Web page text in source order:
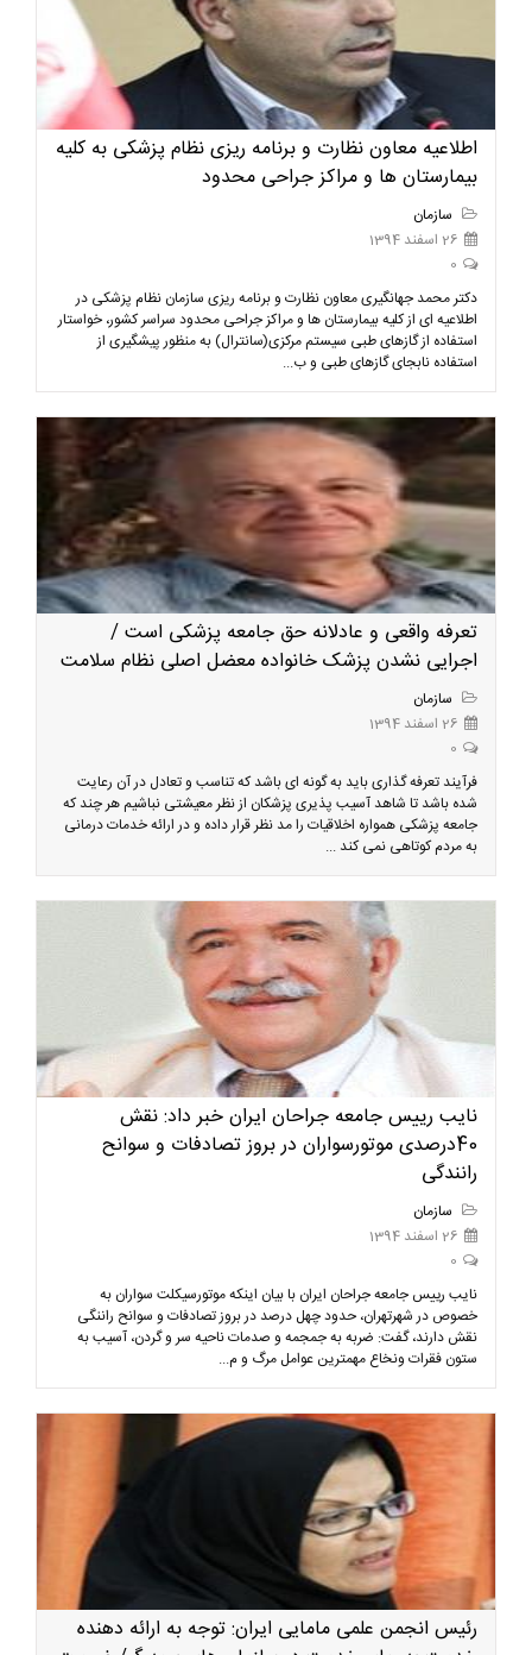
اطلاعیه معاون نظارت و برنامه ریزی نظام پزشکی به کلیه
بیمارستان ها و مراکز جراحی محدود
سازمان
26 اسفند 1394
0
دکتر محمد جهانگیری معاون نظارت و برنامه ریزی سازمان نظام پزشکی در
اطلاعیه ای از کلیه بیمارستان ها و مراکز جراحی محدود سراسر کشور، خواستار
استفاده از گازهای طبی سیستم مرکزی(سانترال) به منظور پیشگیری از
استفاده نابجای گازهای طبی و ب...
تعرفه واقعی و عادلانه حق جامعه پزشکی است /
اجرایی نشدن پزشک خانواده معضل اصلی نظام سلامت
سازمان
26 اسفند 1394
0
فرآیند تعرفه گذاری باید به گونه ای باشد که تناسب و تعادل در آن رعایت
شده باشد تا شاهد آسیب پذیری پزشکان از نظر معیشتی نباشیم هر چند که
جامعه پزشکی همواره اخلاقیات را مد نظر قرار داده و در ارائه خدمات درمانی
به مردم کوتاهی نمی کند ...
نایب رییس جامعه جراحان ایران خبر داد: نقش
40درصدی موتورسواران در بروز تصادفات و سوانح
رانندگی
سازمان
26 اسفند 1394
0
نایب رییس جامعه جراحان ایران با بیان اینکه موتورسیکلت سواران به
خصوص در شهرتهران، حدود چهل درصد در بروز تصادفات و سوانح راننگی
نقش دارند، گفت: ضربه به جمجمه و صدمات ناحیه سر و گردن، آسیب به
ستون فقرات ونخاع مهمترین عوامل مرگ و م...
رئیس انجمن علمی مامایی ایران: توجه به ارائه دهنده